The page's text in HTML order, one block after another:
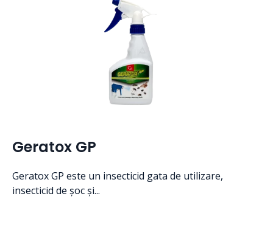
Geratox GP
Geratox GP este un insecticid gata de utilizare,
insecticid de șoc și...